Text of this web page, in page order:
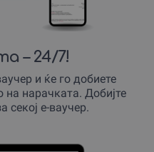
– 24/7!
и ќе го добиете
нарачката. Добијте
секој е-ваучер.